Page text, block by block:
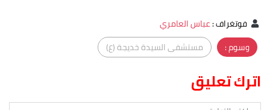
فوتغراف:عباس العامري
وسوم :
مستشفى السيدة خديجة (ع)
اترك تعليق